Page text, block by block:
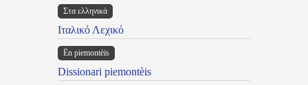
Στα ελληνικά
Ιταλικό Λεχικό
Ën piemontèis
Dissionari piemontèis